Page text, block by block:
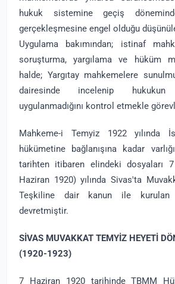
hukuk sistemine geçiş
gerçekleşmesine engel olduğu
Uygulama bakımından; istinaf
soruşturma, yargılama ve hüküm
halde; Yargıtay mahkemelere
dairesinde incelenip
uygulanmadığını kontrol etmekle
Mahkeme-i Temyiz 1922 yılında
hükümetine bağlanışına kadar
tarihten itibaren elindeki dosyaları
Haziran 1920) yılında Sivas'ta
Teşkiline dair kanun ile kurulan
devretmiştir.
SİVAS MUVAKKAT TEMYİZ HEYETİ
(1920-1923)
7 Haziran 1920 tarihinde TBMM